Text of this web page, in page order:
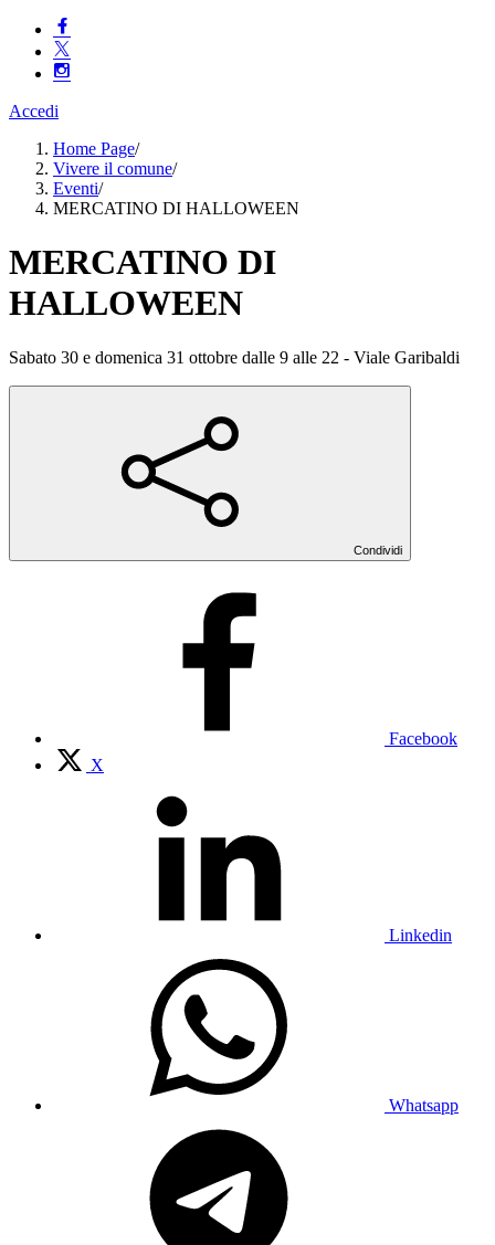
Accedi
Home Page/
Vivere il comune/
Eventi/
MERCATINO DI HALLOWEEN
MERCATINO DI
HALLOWEEN
Sabato 30 e domenica 31 ottobre dalle 9 alle 22 - Viale Garibaldi
Condividi
Facebook
X
Linkedin
Whatsapp